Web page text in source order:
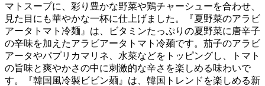
マトスープに、彩り豊かな野菜や鶏チャーシューを合わせ、
見た目にも華やかな一杯に仕上げました。『夏野菜のアラビ
アータトマト冷麺』は、ビタミンたっぷりの夏野菜に唐辛子
の辛味を加えたアラビアータトマト冷麺です。茄子のアラビ
アータやパプリカマリネ、水菜などをトッピングし、トマト
の旨味と爽やかさの中に刺激的な辛さを楽しめる味わいで
す。『韓国風冷製ビビン麺』は、韓国トレンドを楽しめる新